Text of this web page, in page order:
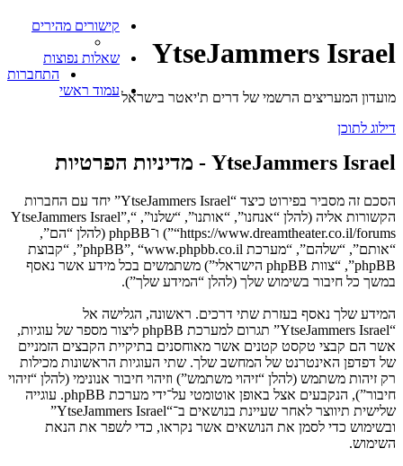
YtseJammers Israel
מועדון המעריצים הרשמי של דרים ת'יאטר בישראל
דילוג לתוכן
קישורים מהירים
שאלות נפוצות
התחברות
עמוד ראשי
YtseJammers Israel - מדיניות הפרטיות
הסכם זה מסביר בפירוט כיצד “YtseJammers Israel” יחד עם החברות
הקשורות אליה (להלן “אנחנו”, “אותנו”, “שלנו”, “YtseJammers Israel”,
“https://www.dreamtheater.co.il/forums”) ו־phpBB (להלן “הם”,
“אותם”, “שלהם”, “מערכת phpBB”, “www.phpbb.co.il”, “קבוצת
phpBB”, “צוות phpBB הישראלי”) משתמשים בכל מידע אשר נאסף
במשך כל חיבור בשימוש שלך (להלן “המידע שלך”).
המידע שלך נאסף בעזרת שתי דרכים. ראשונה, הגלישה אל
“YtseJammers Israel” תגרום למערכת phpBB ליצור מספר של עוגיות,
אשר הם קבצי טקסט קטנים אשר מאוחסנים בתיקיית הקבצים הזמניים
של דפדפן האינטרנט של המחשב שלך. שתי העוגיות הראשונות מכילות
רק זיהות משתמש (להלן “זיהוי משתמש”) וזיהוי חיבור אנונימי (להלן “זיהוי
חיבור”), הנקבעים אצל באופן אוטומטי על־ידי מערכת phpBB. עוגייה
שלישית תיווצר לאחר שעיינת בנושאים ב־“YtseJammers Israel”
ובשימוש כדי לסמן את הנושאים אשר נקראו, כדי לשפר את הנאת
השימוש.